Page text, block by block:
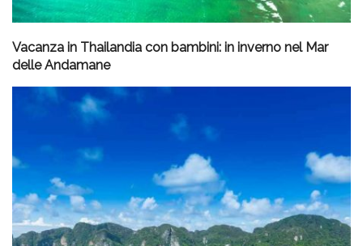
Vacanza in Thailandia con bambini: in inverno nel Mar
delle Andamane